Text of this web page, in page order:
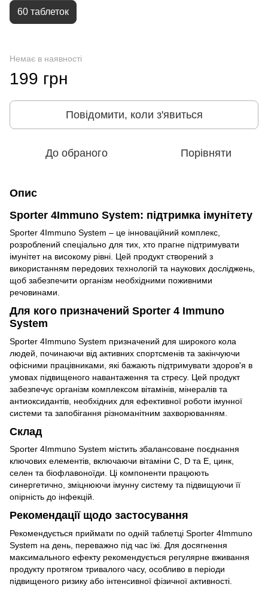
60 таблеток
Немає в наявності
199 грн
Повідомити, коли з'явиться
До обраного Порівняти
Опис
Sporter 4Immuno System: підтримка імунітету
Sporter 4Immuno System – це інноваційний комплекс,
розроблений спеціально для тих, хто прагне підтримувати
імунітет на високому рівні. Цей продукт створений з
використанням передових технологій та наукових досліджень,
щоб забезпечити організм необхідними поживними
речовинами.
Для кого призначений Sporter 4 Immuno
System
Sporter 4Immuno System призначений для широкого кола
людей, починаючи від активних спортсменів та закінчуючи
офісними працівниками, які бажають підтримувати здоров'я в
умовах підвищеного навантаження та стресу. Цей продукт
забезпечує організм комплексом вітамінів, мінералів та
антиоксидантів, необхідних для ефективної роботи імунної
системи та запобігання різноманітним захворюванням.
Склад
Sporter 4Immuno System містить збалансоване поєднання
ключових елементів, включаючи вітаміни С, D та E, цинк,
селен та біофлавоноїди. Ці компоненти працюють
синергетично, зміцнюючи імунну систему та підвищуючи її
опірність до інфекцій.
Рекомендації щодо застосування
Рекомендується приймати по одній таблетці Sporter 4Immuno
System на день, переважно під час їжі. Для досягнення
максимального ефекту рекомендується регулярне вживання
продукту протягом тривалого часу, особливо в періоди
підвищеного ризику або інтенсивної фізичної активності.